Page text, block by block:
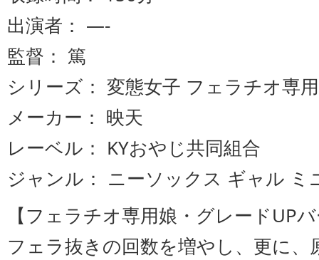
出演者： —-
監督： 篤
シリーズ： 変態女子 フェラチオ専
メーカー： 映天
レーベル： KYおやじ共同組合
ジャンル： ニーソックス ギャル
【フェラチオ専用娘・グレードUP
フェラ抜きの回数を増やし、更に